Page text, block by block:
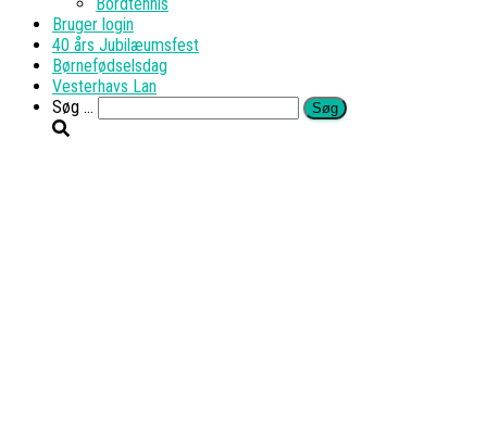
Bruger login
40 års Jubilæumsfest
Børnefødselsdag
Vesterhavs Lan
Søg
efter:
Søg …